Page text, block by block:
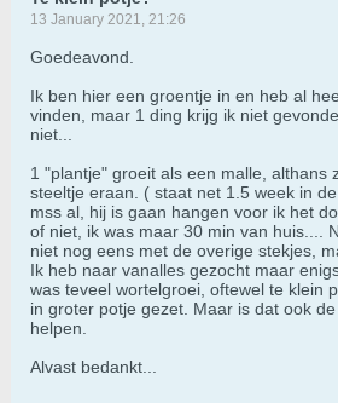
13 January 2021, 21:26
Goedeavond.
Ik ben hier een groentje in en heb al
vinden, maar 1 ding krijg ik niet
niet...
1 "plantje" groeit als een malle, althans
steeltje eraan. ( staat net 1.5 week in
mss al, hij is gaan hangen voor ik het
of niet, ik was maar 30 min van huis....
niet nog eens met de overige stekjes,
Ik heb naar vanalles gezocht maar
was teveel wortelgroei, oftewel te klein
in groter potje gezet. Maar is dat ook
helpen.
Alvast bedankt...